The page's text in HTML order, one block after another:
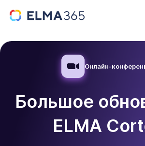
Онлайн-
Большое
ELMA